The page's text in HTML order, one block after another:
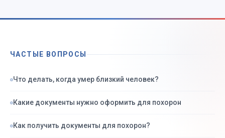
ЧАСТЫЕ ВОПРОСЫ
Что делать, когда умер близкий человек?
Какие документы нужно оформить для похорон
Как получить документы для похорон?